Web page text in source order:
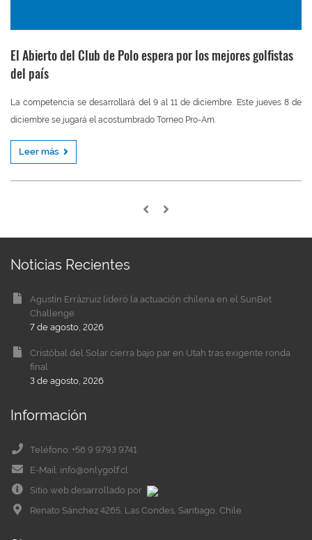
El Abierto del Club de Polo espera por los mejores golfistas
del país
La competencia se desarrollará del 9 al 11 de diciembre. Este jueves 8 de
diciembre se jugará el acostumbrado Torneo Pro-Am.
Leer más
Noticias Recientes
Agustín Errázruiz lideró la actuación chilena en el SunBet
Challenge
7 de agosto, 2026
Cristóbal del Solar cierra bajo par en Utah tras exigente ronda
final
3 de agosto, 2026
Información
Teléfono: +56 9 9793 9741
E-Mail: info@onlygolf.cl
Sitio web desarrollado por
Renato Sánchez 4265, Las Condes, Santiago, Chile